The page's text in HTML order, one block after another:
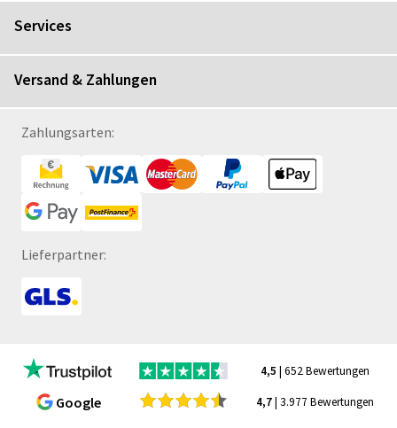
Services
Versand & Zahlungen
Zahlungsarten:
Lieferpartner:
4,5 | 652 Bewertungen
Google 4,7| 3.977 Bewertungen